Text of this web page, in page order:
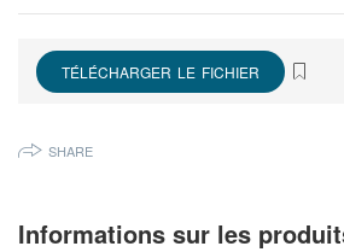
简体中文
日本語
繁體中文
TÉLÉCHARGER LE FICHIER
SHARE
Informations sur les